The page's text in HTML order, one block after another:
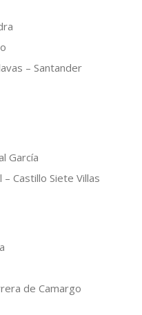
– Santander
García
Castillo Siete Villas
de Camargo